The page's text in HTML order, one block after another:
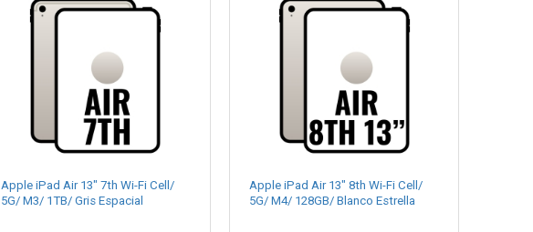
Apple iPad Air 13" 7th Wi-Fi Cell/
5G/ M3/ 1TB/ Gris Espacial
Apple iPad Air 13" 8th Wi-Fi Cell/
5G/ M4/ 128GB/ Blanco Estrella